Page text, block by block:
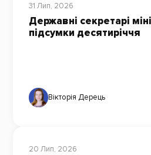
31 Лип, 2026
Державні секретарі
підсумки десятиріччя
Вікторія Дерець
20 Лип, 2026